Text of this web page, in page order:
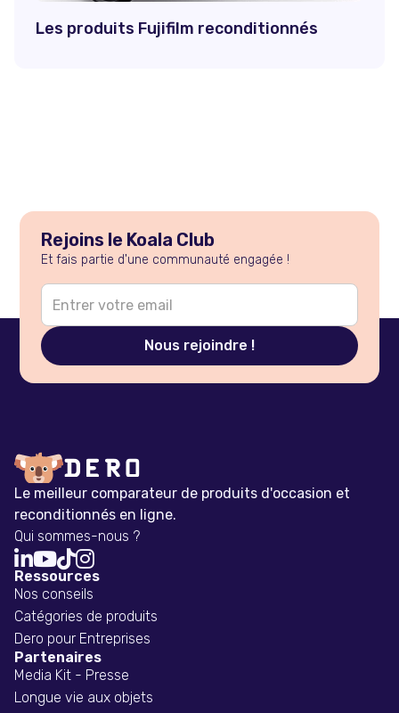
Les produits Fujifilm reconditionnés
Rejoins le Koala Club
Et fais partie d'une communauté engagée !
Le meilleur comparateur de produits d'occasion et
reconditionnés en ligne.
Qui sommes-nous ?

Ressources
Nos conseils
Catégories de produits
Dero pour Entreprises
Partenaires
Media Kit - Presse
Longue vie aux objets